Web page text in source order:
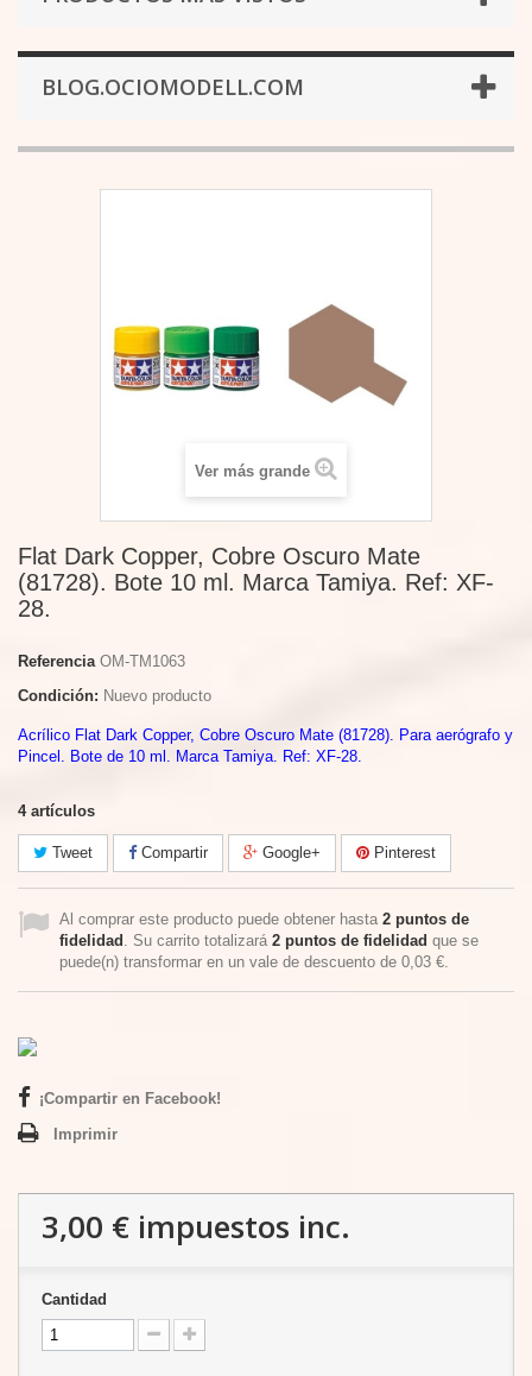
BLOG.OCIOMODELL.COM
Ver más grande
Flat Dark Copper, Cobre Oscuro Mate
(81728). Bote 10 ml. Marca Tamiya. Ref: XF-
28.
Referencia OM-TM1063
Condición: Nuevo producto
Acrílico Flat Dark Copper, Cobre Oscuro Mate (81728). Para aerógrafo y
Pincel. Bote de 10 ml. Marca Tamiya. Ref: XF-28.
4 artículos
Tweet Compartir Google+ Pinterest
Al comprar este producto puede obtener hasta 2 puntos de
fidelidad . Su carrito totalizará 2 puntos de fidelidad que se
puede(n) transformar en un vale de descuento de 0,03 €.
¡Compartir en Facebook!
Imprimir
3,00 € impuestos inc.
Cantidad